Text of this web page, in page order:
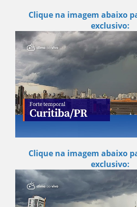
Clique na imagem abaixo
exclusivo:
Clique na imagem abaixo
exclusivo: